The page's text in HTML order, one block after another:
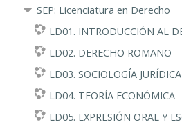
SEP: Licenciatura en Derecho
LD01. INTRODUCCIÓN AL
LD02. DERECHO ROMANO
LD03. SOCIOLOGÍA JURÍDICA
LD04. TEORÍA ECONÓMICA
LD05. EXPRESIÓN ORAL Y